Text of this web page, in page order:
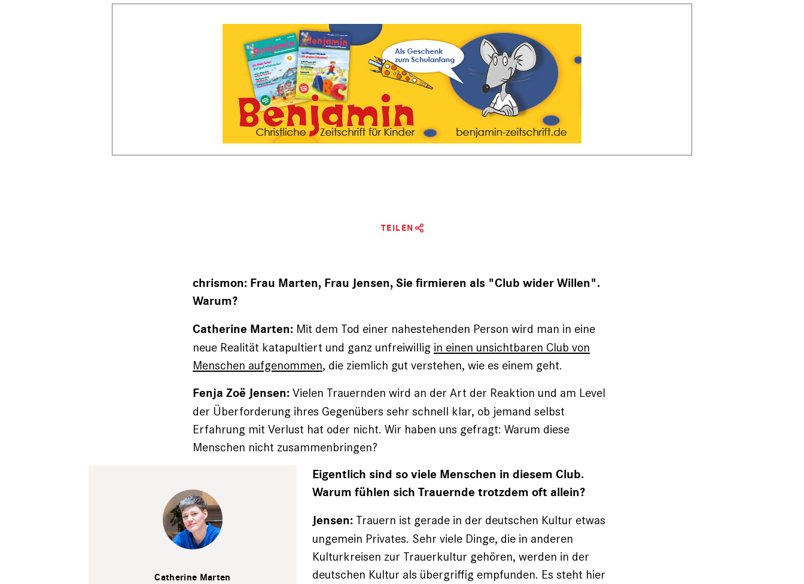
TEILEN
chrismon: Frau Marten, Frau Jensen, Sie firmieren als "Club wider Willen".
Warum?
Catherine Marten: Mit dem Tod einer nahestehenden Person wird man in eine
neue Realität katapultiert und ganz unfreiwillig in einen unsichtbaren Club von
Menschen aufgenommen, die ziemlich gut verstehen, wie es einem geht.
Fenja Zoë Jensen:Vielen Trauernden wird an der Art der Reaktion und am Level
der Überforderung ihres Gegenübers sehr schnell klar, ob jemand selbst
Erfahrung mit Verlust hat oder nicht. Wir haben uns gefragt: Warum diese
Menschen nicht zusammenbringen?
Catherine Marten
Eigentlich sind so viele Menschen in diesem Club.
Warum fühlen sich Trauernde trotzdem oft allein?
Jensen: Trauern ist gerade in der deutschen Kultur etwas
ungemein Privates. Sehr viele Dinge, die in anderen
Kulturkreisen zur Trauerkultur gehören, werden in der
deutschen Kultur als übergriffig empfunden. Es steht hier